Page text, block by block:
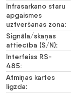
Infrasarkano staru
apgaismes
uztveršanas zona:
Signāla/skaņas
attiecība (S/N):
Interfeiss RS-
485:
Atmiņas kartes
ligzda: